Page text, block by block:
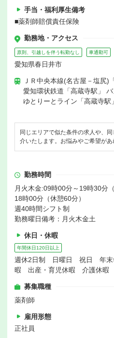
手当・福利厚生備考
■薬剤師賠償責任保険
勤務地・アクセス
原則、引越しを伴う転勤なし 車通勤可
愛知県春日井市
ＪＲ中央本線(名古屋－塩尻)
愛知環状鉄道「高蔵寺駅」
ゆとりーとライン「高蔵寺駅
同じエリアで似た条件の求人や、
介いたします。お悩みやご希望が
勤務時間
月火木金:09時00分～19時30分
18時00分（休憩60分）
週40時間シフト制
勤務曜日備考：月火木金土
休日・休暇
年間休日120日以上
週休2日制 日曜日 祝日 年
暇 出産・育児休暇 介護休暇
募集職種
薬剤師
雇用形態
正社員